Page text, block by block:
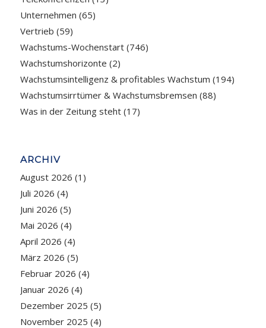
Unternehmen (65)
Vertrieb (59)
Wachstums-Wochenstart(746)
Wachstumshorizonte (2)
Wachstumsintelligenz & profitables Wachstum (194)
Wachstumsirrtümer & Wachstumsbremsen (88)
Was in der Zeitung steht(17)
ARCHIV
August 2026 (1)
Juli 2026 (4)
Juni 2026 (5)
Mai 2026 (4)
April 2026 (4)
März 2026 (5)
Februar 2026 (4)
Januar 2026 (4)
Dezember 2025 (5)
November 2025 (4)